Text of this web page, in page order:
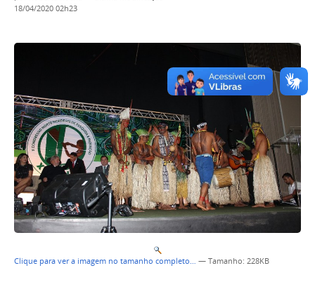
18/04/2020 02h23
Clique para ver a imagem no tamanho completo… — Tamanho: 228KB